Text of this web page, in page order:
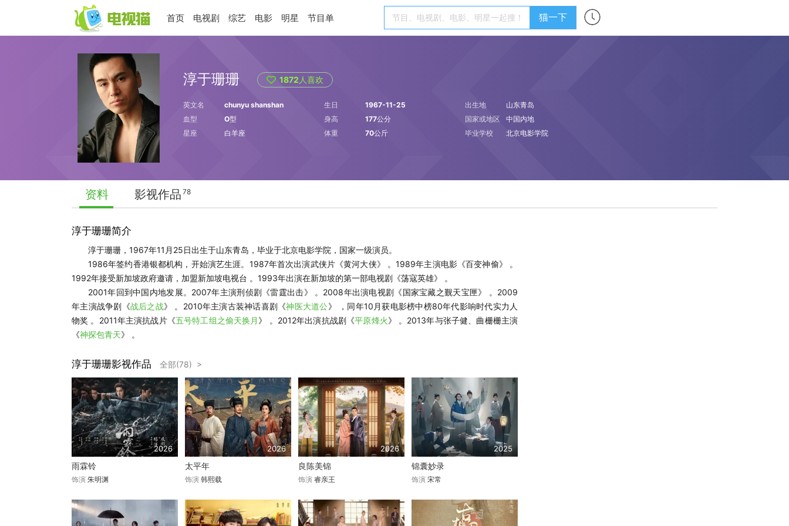
首页 电视剧 综艺 电影 明星 节目单 猫一下
淳于珊珊 1872 人喜欢
英文名 chunyu shanshan 生日 1967-11-25 出生地
山东青岛
血型
O型 身高 177公分 国家或地区
中国内地
星座
白羊座 体重 70公斤 毕业学校 北京电影学院
资料 影视作品 78
淳于珊珊简介
淳于珊珊，1967年11月25日出生于山东青岛，毕业于北京电影学院，国家一级演员。
1986年签约香港银都机构，开始演艺生涯。1987年首次出演武侠片《黄河大侠》 。1989年主演电影《百变神偷》 。
1992年接受新加坡政府邀请，加盟新加坡电视台 。1993年出演在新加坡的第一部电视剧《荡寇英雄》 。
2001年回到中国内地发展。2007年主演刑侦剧《雷霆出击》 。2008年出演电视剧《国家宝藏之觐天宝匣》 。2009
年主演战争剧《战后之战》 。2010年主演古装神话喜剧《神医大道公》 ，同年10月获电影榜中榜80年代影响时代实力人
物奖 。2011年主演抗战片《五号特工组之偷天换月 》 。2012年出演抗战剧《平原烽火》 。2013年与张子健、曲栅栅主演
《神探包青天》 。
淳于珊珊影视作品 全部(78) >
2026
雨霖铃
饰演 朱明渊
2026
太平年
饰演 韩熙载
2026
良陈美锦
饰演 睿亲王
2025
锦囊妙录
饰演 宋常